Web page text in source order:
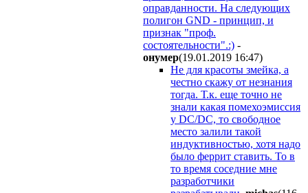
оправданности. На следующих
полигон GND - принцип, и
признак "проф.
состоятельности".:) -
онумер(19.01.2019 16:47)
Не для красоты змейка, а
честно скажу от незнания
тогда. Т.к. еще точно не
знали какая помехоэмиссия
у DC/DC, то свободное
место залили такой
индуктивностью, хотя надо
было феррит ставить. То в
то время соседние мне
разработчики